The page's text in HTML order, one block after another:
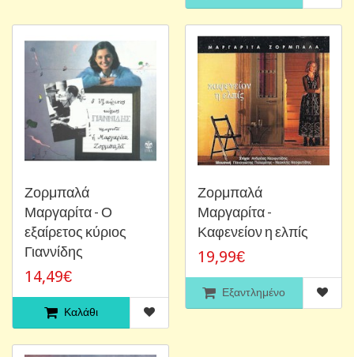
Ζορμπαλά
Μαργαρίτα - Ο
εξαίρετος κύριος
Γιαννίδης
14,49€
Καλάθι
Ζορμπαλά
Μαργαρίτα -
Καφενείον η ελπίς
19,99€
Εξαντλημένο